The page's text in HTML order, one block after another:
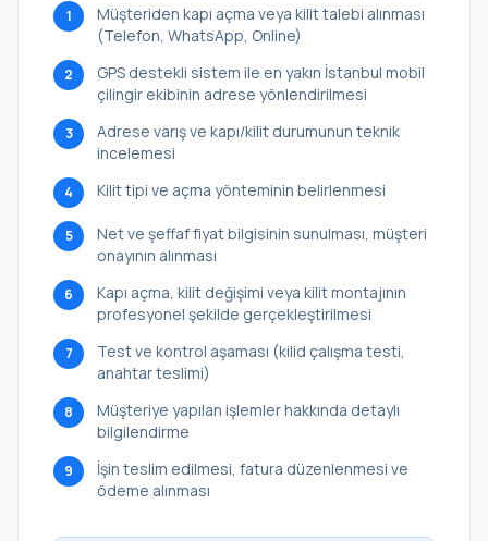
1
Müşteriden kapı açma veya kilit talebi alınması
(Telefon, WhatsApp, Online)
2
GPS destekli sistem ile en yakın İstanbul mobil
çilingir ekibinin adrese yönlendirilmesi
3
Adrese varış ve kapı/kilit durumunun teknik
incelemesi
4 Kilit tipi ve açma yönteminin belirlenmesi
5
Net ve şeffaf fiyat bilgisinin sunulması, müşteri
onayının alınması
6
Kapı açma, kilit değişimi veya kilit montajının
profesyonel şekilde gerçekleştirilmesi
7
Test ve kontrol aşaması (kilid çalışma testi,
anahtar teslimi)
8
Müşteriye yapılan işlemler hakkında detaylı
bilgilendirme
9
İşin teslim edilmesi, fatura düzenlenmesi ve
ödeme alınması